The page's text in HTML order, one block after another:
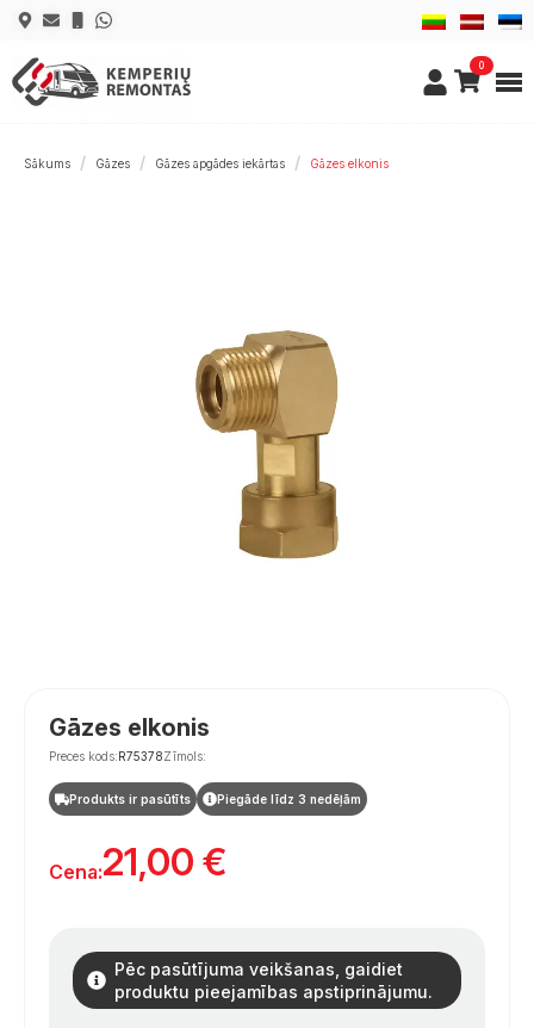
0
Sākums Gāzes Gāzes apgādes iekārtas Gāzes elkonis
Gāzes elkonis
Preces kods:R75378Zīmols:
Produkts ir pasūtīts Piegāde līdz 3 nedēļām
Cena:21,00 €
Pēc pasūtījuma veikšanas, gaidiet
produktu pieejamības apstiprinājumu.